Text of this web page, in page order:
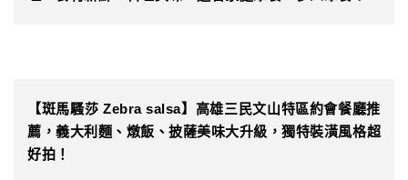
【斑馬騷莎 Zebra salsa】高雄三民文山特區約會餐廳推
薦，義大利麵、燉飯、披薩美味大升級，獨特裝潢風格超
好拍！